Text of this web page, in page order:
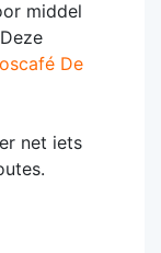
middel
De
net iets